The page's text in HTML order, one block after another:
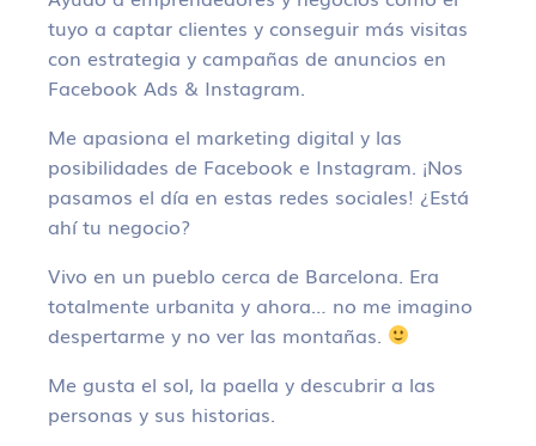
tuyo a captar clientes y conseguir más visitas
con estrategia y campañas de anuncios en
Facebook Ads & Instagram.
Me apasiona el marketing digital y las
posibilidades de Facebook e Instagram. ¡Nos
pasamos el día en estas redes sociales! ¿Está
ahí tu negocio?
Vivo en un pueblo cerca de Barcelona. Era
totalmente urbanita y ahora… no me imagino
despertarme y no ver las montañas.
Me gusta el sol, la paella y descubrir a las
personas y sus historias.